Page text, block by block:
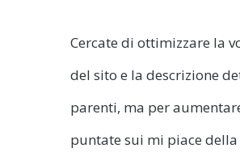
Cercate di ottimizzare la
del sito e la descrizione
parenti, ma per
puntate sui mi piace